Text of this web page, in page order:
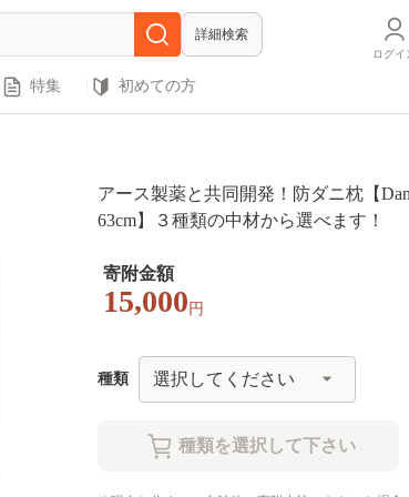
詳細検索
ログイ
特集 初めての方
アース製薬と共同開発！防ダニ枕【
63cm】３種類の中材から選べます！
寄附金額
15,000 円
種類